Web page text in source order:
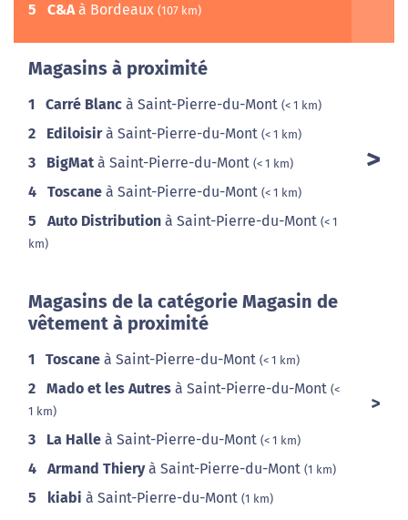
5 C&Aà Bordeaux (107 km)
Magasins à proximité
1 Carré Blanc à Saint-Pierre-du-Mont (< 1 km)
2 Ediloisirà Saint-Pierre-du-Mont (< 1 km)
3 BigMat à Saint-Pierre-du-Mont (< 1 km)
4 Toscane à Saint-Pierre-du-Mont (< 1 km)
5 Auto Distribution à Saint-Pierre-du-Mont (< 1
km)
Magasins de la catégorie Magasin de
vêtement à proximité
1 Toscane à Saint-Pierre-du-Mont (< 1 km)
2 Mado et les Autres à Saint-Pierre-du-Mont (<
1 km)
3 La Halle à Saint-Pierre-du-Mont (< 1 km)
4 Armand Thieryà Saint-Pierre-du-Mont (1 km)
5 kiabi à Saint-Pierre-du-Mont (1 km)